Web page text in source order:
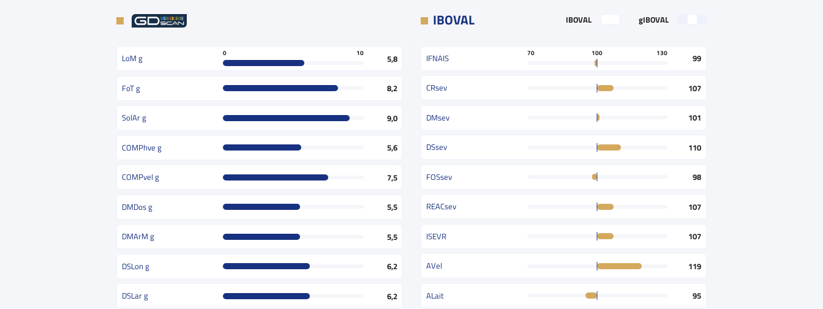
LoM g 0 10 5,8
FoT g 8,2
SolAr g 9,0
COMPhve g 5,6
COMPvel g 7,5
DMDos g 5,5
DMArM g 5,5
DSLon g 6,2
DSLar g 6,2
IBOVAL IBOVAL gIBOVAL
IFNAIS 70 100 130 99
CRsev 107
DMsev 101
DSsev 110
FOSsev 98
REACsev 107
ISEVR 107
AVel 119
ALait 95